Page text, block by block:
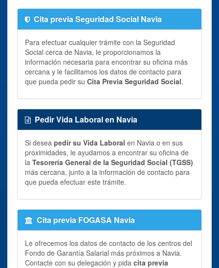
Cita previa Seguridad Social Navia
Para efectuar cualquier trámite con la Seguridad
Social cerca de Navia, le proporcionamos la
información necesaria para encontrar su oficina más
cercana y le facilitamos los datos de contacto para
que pueda pedir su Cita Previa Seguridad Social.
Pedir Vida Laboral en Navia
Si desea pedir su Vida Laboral en Navia o en sus
proximidades, le ayudamos a encontrar su oficina de
la Tesorería General de la Seguridad Social (TGSS)
más cercana, junto a la información de contacto para
que pueda efectuar este trámite.
Cita previa FOGASA Navia
Le ofrecemos los datos de contacto de los centros del
Fondo de Garantía Salarial más próximos a Navia.
Contacte con su delegación y pida cita previa